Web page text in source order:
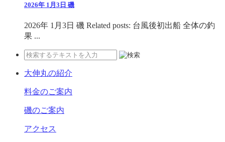
2026年 1月3日 磯
2026年 1月3日 磯 Related posts: 台風後初出船 全体の釣
果 ...
大伸丸の紹介
料金のご案内
磯のご案内
アクセス